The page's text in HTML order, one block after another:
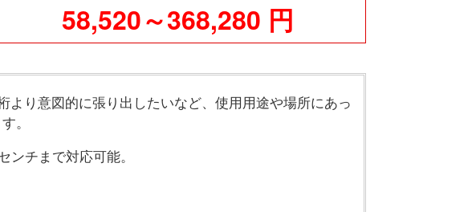
58,520～368,280 円
より意図的に張り出したいなど、使用用途や場所にあっ
。
チまで対応可能。